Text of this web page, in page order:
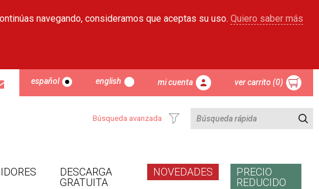
navegando, consideramos que aceptas su uso. Quiero saber más
español english mi cuenta ver carrito (0)
Búsqueda avanzada
DESCARGA
GRATUITA
NOVEDADES
PRECIO
REDUCIDO